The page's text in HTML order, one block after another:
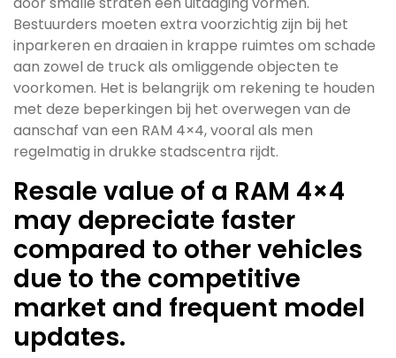
Bestuurders moeten extra voorzichtig zijn bij het
inparkeren en draaien in krappe ruimtes om schade
aan zowel de truck als omliggende objecten te
voorkomen. Het is belangrijk om rekening te houden
met deze beperkingen bij het overwegen van de
aanschaf van een RAM 4×4, vooral als men
regelmatig in drukke stadscentra rijdt.
Resale value of a RAM 4×4
may depreciate faster
compared to other vehicles
due to the competitive
market and frequent model
updates.